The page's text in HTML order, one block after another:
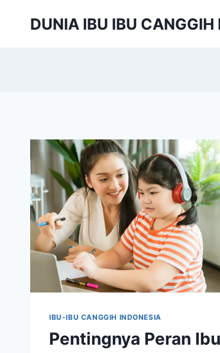
DUNIA IBU IBU CANGGIH
IBU-IBU CANGGIH INDONESIA
Pentingnya Peran Ibu